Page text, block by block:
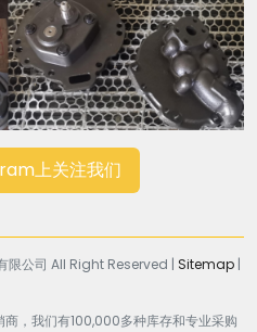
上关注我们
公司 All Right Reserved | Sitemap |
，我们有100,000多种库存和专业采购